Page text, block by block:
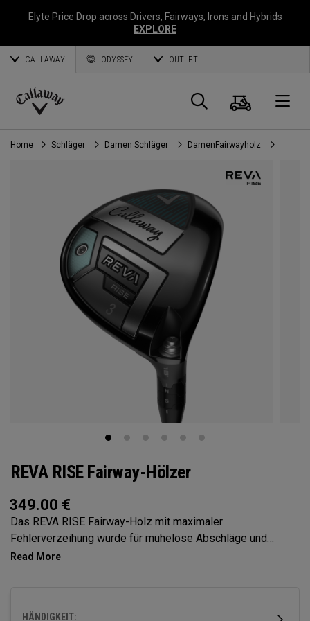
Elyte Price Drop across Drivers, Fairways, Irons and Hybrids
EXPLORE
CALLAWAY ODYSSEY OUTLET
Callaway
Golf
Suche
Home Schläger Damen Schläger DamenFairwayholz
REVA RISE Fairway-Hölzer
349.00 €
Das REVA RISE Fairway-Holz mit maximaler
Fehlerverzeihung wurde für mühelose Abschläge und
höherer Ballgeschwindigkeit entwickelt und berücksichtigt
HÄNDIGKEIT: